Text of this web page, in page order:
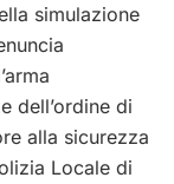
simulazione
dell’ordine di
alla sicurezza
Locale di